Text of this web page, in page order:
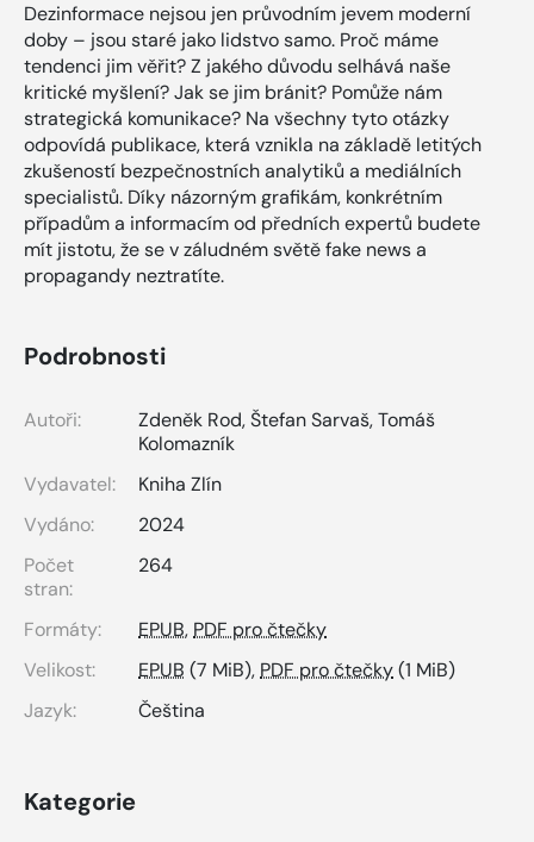
Dezinformace nejsou jen průvodním jevem moderní
doby – jsou staré jako lidstvo samo. Proč máme
tendenci jim věřit? Z jakého důvodu selhává naše
kritické myšlení? Jak se jim bránit? Pomůže nám
strategická komunikace? Na všechny tyto otázky
odpovídá publikace, která vznikla na základě letitých
zkušeností bezpečnostních analytiků a mediálních
specialistů. Díky názorným grafikám, konkrétním
případům a informacím od předních expertů budete
mít jistotu, že se v záludném světě fake news a
propagandy neztratíte.
Podrobnosti
Autoři: Zdeněk Rod,Štefan Sarvaš,Tomáš
Kolomazník
Vydavatel:
Kniha Zlín
Vydáno:
2024
Počet
stran:
264
Formáty: EPUB,PDF pro čtečky
Velikost:
EPUB (7 MiB),PDF pro čtečky(1 MiB)
Jazyk:
Čeština
Kategorie